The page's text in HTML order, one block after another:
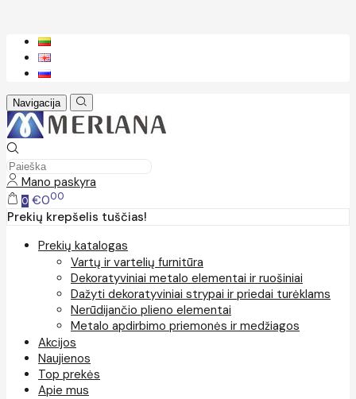
Navigacija
Mano paskyra
0 €000
Prekių krepšelis tuščias!
Prekių katalogas
Vartų ir vartelių furnitūra
Dekoratyviniai metalo elementai ir ruošiniai
Dažyti dekoratyviniai strypai ir priedai turėklams
Nerūdijančio plieno elementai
Metalo apdirbimo priemonės ir medžiagos
Akcijos
Naujienos
Top prekės
Apie mus